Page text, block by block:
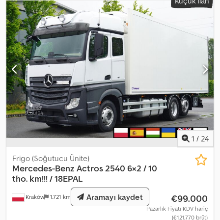
Differential lock Option to purchase as a set with refrigerated
trailer. The truck was purchased and serviced at an official
Mercedes-Benz service center. 100% accident-free Single owner
The technical and visual condition is excellent.
1 / 24
Kraków 1.721 km
Frigo (Soğutucu Ünite)
Mercedes-Benz Actros 2540 6×2 / 10
tho. km!!! / 18EPAL
€99.000
Pazarlık Fiyatı KDV hariç
(€121.770 brüt)
Aramayı kaydet